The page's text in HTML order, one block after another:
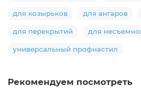
для козырьков для ангаров
для перекрытий для
универсальный профнастил
Рекомендуем посмотреть